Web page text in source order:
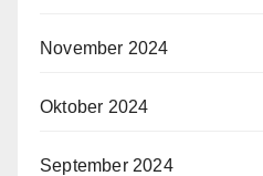
November 2024
Oktober 2024
September 2024